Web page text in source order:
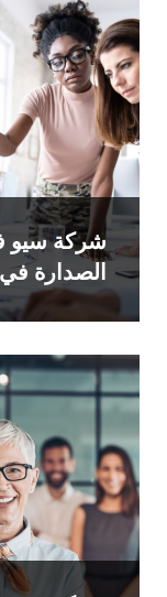
شركة سيو
الصدارة في